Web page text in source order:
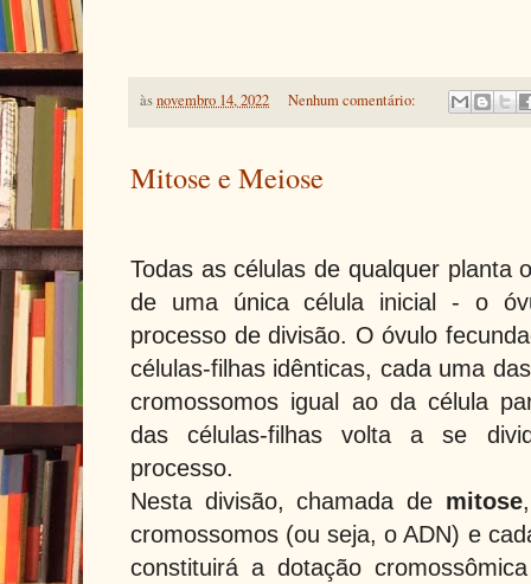
àsnovembro 14, 2022 Nenhum comentário:
Mitose e Meiose
Todas as células de qualquer planta
de uma única célula inicial - o
processo de divisão. O óvulo
células-filhas idênticas, cada uma
cromossomos igual ao da célula
das células-filhas volta a se
processo.
Nesta divisão, chamada de mitose
cromossomos (ou seja, o ADN) e
constituirá a dotação